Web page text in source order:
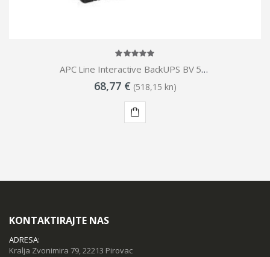
APC Line Interactive BackUPS BV 500VA, AVR, IEC C13 Outlets, 230V
68,77 € (518,15 kn)
KONTAKTIRAJTE NAS
ADRESA:
Kralja Zvonimira 79, 22213 Pirovac